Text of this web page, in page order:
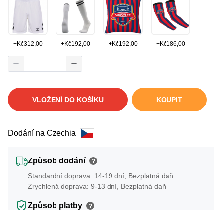
+Kč312,00 +Kč192,00 +Kč192,00 +Kč186,00
VLOŽENÍ DO KOŠÍKU KOUPIT
Dodání na Czechia
Způsob dodání ?
Standardní doprava: 14-19 dní, Bezplatná daň
Zrychlená doprava: 9-13 dní, Bezplatná daň
Způsob platby ?